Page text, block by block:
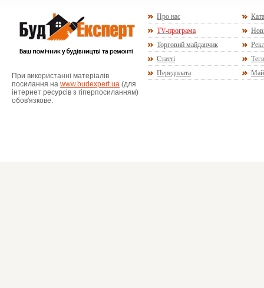
При використанні матеріалів
посилання на www.budexpert.ua (для
інтернет ресурсів з гіперпосиланням)
обов'язкове.
Про нас
TV-програма
Торговий майданчик
Статті
Теги
Передплата